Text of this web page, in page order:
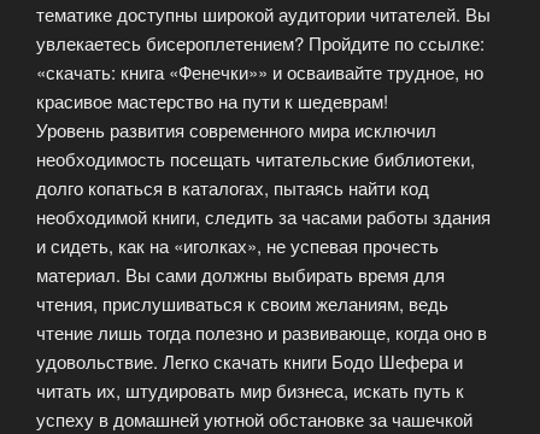
тематике доступны широкой аудитории читателей. Вы
увлекаетесь бисероплетением? Пройдите по ссылке:
«скачать: книга «Фенечки»» и осваивайте трудное, но
красивое мастерство на пути к шедеврам!
Уровень развития современного мира исключил
необходимость посещать читательские библиотеки,
долго копаться в каталогах, пытаясь найти код
необходимой книги, следить за часами работы здания
и сидеть, как на «иголках», не успевая прочесть
материал. Вы сами должны выбирать время для
чтения, прислушиваться к своим желаниям, ведь
чтение лишь тогда полезно и развивающе, когда оно в
удовольствие. Легко скачать книги Бодо Шефера и
читать их, штудировать мир бизнеса, искать путь к
успеху в домашней уютной обстановке за чашечкой